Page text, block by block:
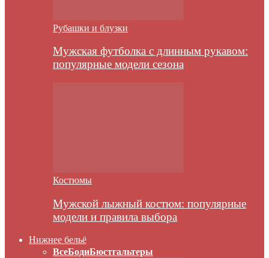
Рубашки и блузки
Мужская футболка с длинным рукавом:
популярные модели сезона
Костюмы
Мужской лыжный костюм: популярные
модели и правила выбора
Нижнее бельё
ВсеБодиБюстгальтеры